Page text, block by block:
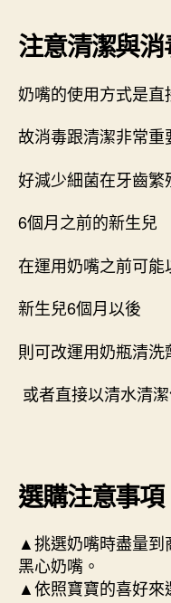
注意清潔與
奶嘴的使用方式是直
故消毒跟清潔非常重
好減少細菌在牙齒繁
6個月之前的新生兒
在運用奶嘴之前可
新生兒6個月以後
則可改運用奶瓶清洗
或者直接以清水清潔
選購注意事項
▲挑選奶嘴時盡量到
黑心奶嘴。
▲依照寶寶的喜好來